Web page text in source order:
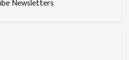
Newsletters